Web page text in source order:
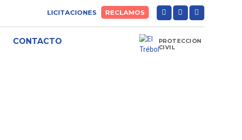
LICITACIONES RECLAMOS
CONTACTO
PROTECCIÓN
CIVIL